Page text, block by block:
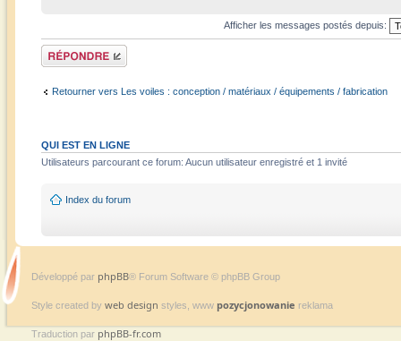
Afficher les messages postés depuis:
Répondre
Retourner vers Les voiles : conception / matériaux / équipements / fabrication
QUI EST EN LIGNE
Utilisateurs parcourant ce forum: Aucun utilisateur enregistré et 1 invité
Index du forum
Développé par phpBB® Forum Software © phpBB Group
Style created by web design styles, www pozycjonowanie reklama
Traduction par phpBB-fr.com